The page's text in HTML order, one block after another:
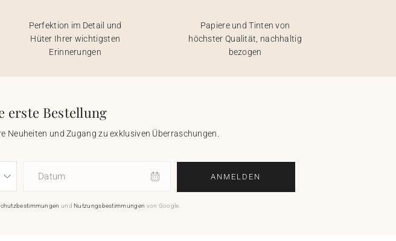
Perfektion im Detail und
Hüter Ihrer wichtigsten
Erinnerungen
Papiere und Tinten von
höchster Qualität, nachhaltig
bezogen
erste Bestellung
Neuheiten und Zugang zu exklusiven Überraschungen.
Datum ANMELDEN
und Nutzungsbestimmungen von Google.